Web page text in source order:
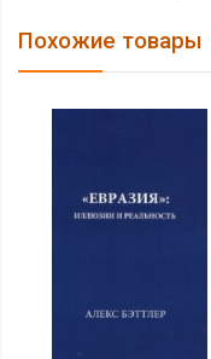
Похожие товары